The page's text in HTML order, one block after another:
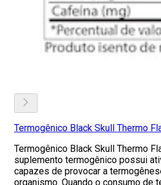
Termogênico Black Skull Thermo
Termogênico Black Skull Thermo
suplemento termogênico possui
capazes de provocar a
organismo. Quando o consumo de